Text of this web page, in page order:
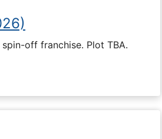
off franchise. Plot TBA.